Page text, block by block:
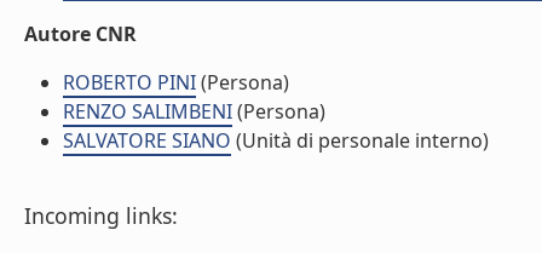
Autore CNR
ROBERTO PINI(Persona)
RENZO SALIMBENI(Persona)
SALVATORE SIANO (Unità di personale interno)
Incoming links: